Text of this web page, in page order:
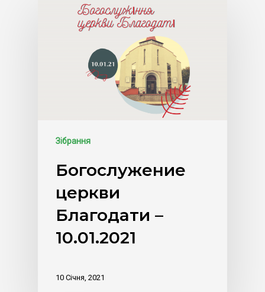
Зібрання
Богослужение
церкви
Благодати –
10.01.2021
10 Січня, 2021